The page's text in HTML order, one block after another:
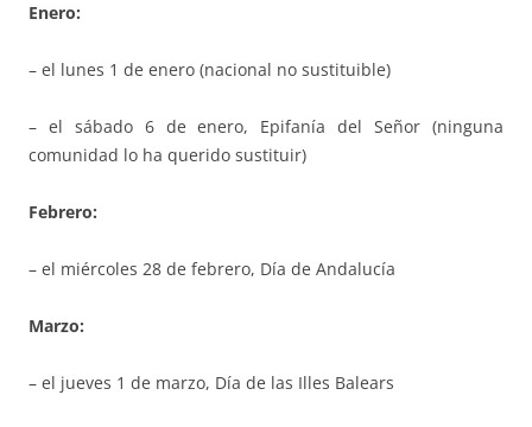
Enero:
– el lunes 1 de enero (nacional no sustituible)
– el sábado 6 de enero, Epifanía del Señor (ninguna
comunidad lo ha querido sustituir)
Febrero:
– el miércoles 28 de febrero, Día de Andalucía
Marzo:
– el jueves 1 de marzo, Día de las Illes Balears